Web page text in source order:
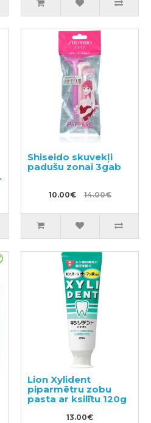
Shiseido skuvekļi
padušu zonai 3gab
10.00€ 14.00€
Lion Xylident
piparmētru zobu
pasta ar ksilītu 120g
13.00€